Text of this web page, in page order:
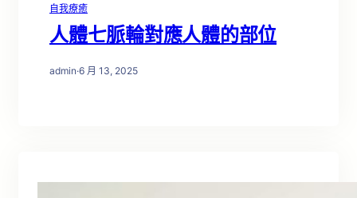
自我療癒
人體七脈輪對應人體的部位
admin·6 月 13, 2025